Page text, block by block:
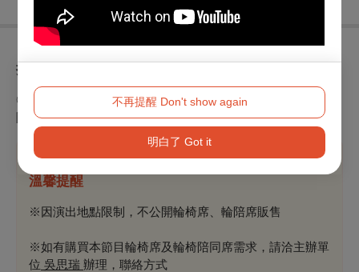
不再提醒 Don't show again
明白了 Got it
折扣方案
◎身心障礙人士及陪同者1名購票5折優待，入場時應出示身心
障礙手冊，陪同者與身障者需同時入場
溫馨提醒
※因演出地點限制，不公開輪椅席、輪陪席販售
※如有購買本節目輪椅席及輪椅陪同席需求，請洽主辦單
位 吳思瑞 辦理，聯絡方式